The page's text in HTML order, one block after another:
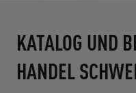
KATALOG UND
HANDEL